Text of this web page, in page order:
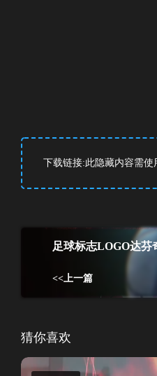
下载链接:此隐藏内容需使
足球标志LOGO达芬
<<上一篇
猜你喜欢